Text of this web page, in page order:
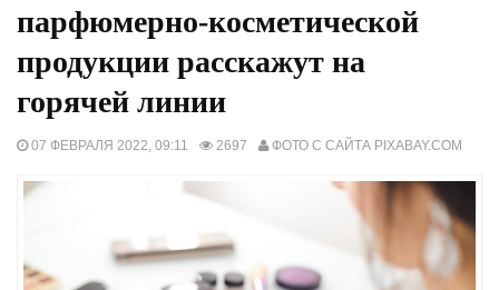
парфюмерно-косметической
продукции расскажут на
горячей линии
07 ФЕВРАЛЯ 2022, 09:11 2697 ФОТО С САЙТА PIXABAY.COM